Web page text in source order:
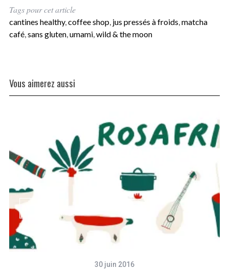
Tags pour cet article
cantines healthy,coffee shop, jus pressés à froids,matcha
café,sans gluten,umami,wild & the moon
Vous aimerez aussi
30 juin 2016